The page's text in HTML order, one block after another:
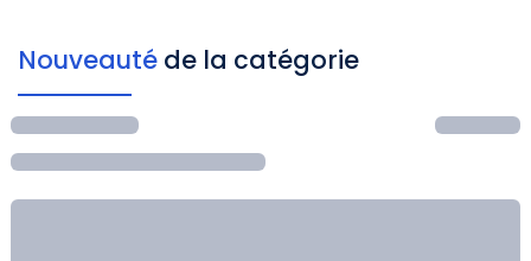
Nouveauté de la catégorie